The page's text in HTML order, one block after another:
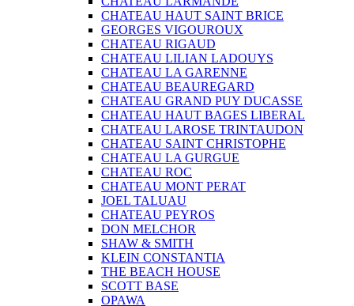
CHATEAU HAUT SAINT BRICE
GEORGES VIGOUROUX
CHATEAU RIGAUD
CHATEAU LILIAN LADOUYS
CHATEAU LA GARENNE
CHATEAU BEAUREGARD
CHATEAU GRAND PUY DUCASSE
CHATEAU HAUT BAGES LIBERAL
CHATEAU LAROSE TRINTAUDON
CHATEAU SAINT CHRISTOPHE
CHATEAU LA GURGUE
CHATEAU ROC
CHATEAU MONT PERAT
JOEL TALUAU
CHATEAU PEYROS
DON MELCHOR
SHAW & SMITH
KLEIN CONSTANTIA
THE BEACH HOUSE
SCOTT BASE
OPAWA